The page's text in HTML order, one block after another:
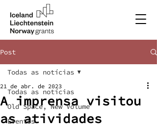
Post
Todas as notícias
Old Space, New Volume
Eventos
Todas as notícias
A imprensa visitou
as atividades
21 de abr. de 2023